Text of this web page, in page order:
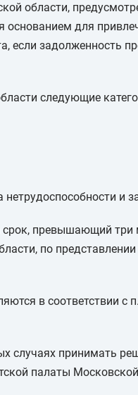
области,
основанием для
если задолженность
следующие
и
превышающий три
по
в соответствии с
случаях принимать
палаты